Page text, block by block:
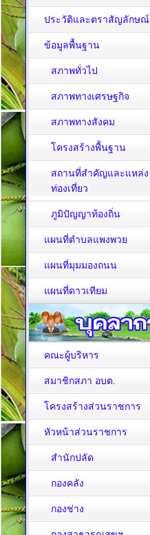
ประวัติและตราสัญลักษณ์
ข้อมูลพื้นฐาน
สภาพทั่วไป
สภาพทางเศรษฐกิจ
สภาพทางสังคม
โครงสร้างพื้นฐาน
สถานที่สำคัญและแหล่ง
ท่องเที่ยว
ภูมิปัญญาท้องถิ่น
แผนที่ตำบลแพงพวย
แผนที่มุมมองถนน
แผนที่ดาวเทียม
คณะผู้บริหาร
สมาชิกสภา อบต.
โครงสร้างส่วนราชการ
หัวหน้าส่วนราชการ
สำนักปลัด
กองคลัง
กองช่าง